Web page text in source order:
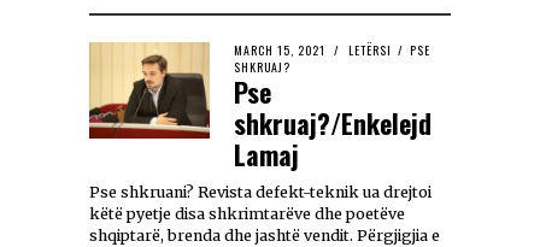
MARCH 15, 2021 LETËRSI / PSE
SHKRUAJ?
Pse
shkruaj?/Enkelejd
Lamaj
Pse shkruani? Revista defekt-teknik ua drejtoi
këtë pyetje disa shkrimtarëve dhe poetëve
shqiptarë, brenda dhe jashtë vendit. Përgjigjia e